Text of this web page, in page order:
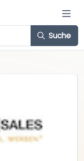
Suche